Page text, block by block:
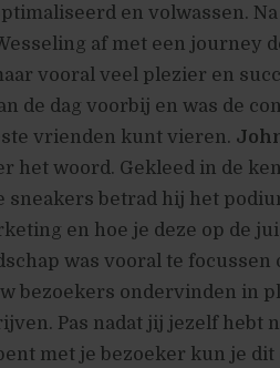
en volwassen.
af met een journey
vooral veel plezier en
de dag voorbij en was de
vrienden kunt vieren.
het woord. Gekleed in de
sneakers betrad hij het
en hoe je deze op de
was vooral te focussen
bezoekers ondervinden in
Pas nadat jij jezelf hebt
met je bezoeker kun je